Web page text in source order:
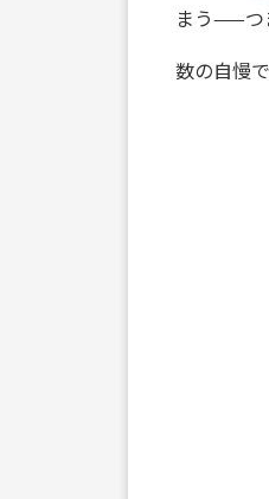
まう——つ
数の自慢